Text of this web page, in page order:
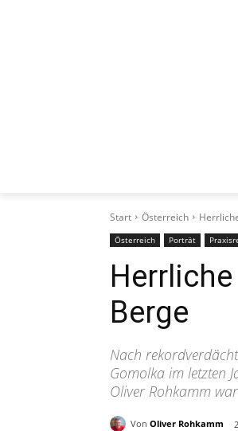
Start Österreich
Österreich Porträt
Berge
Nach
Gomolka im letzten
Oliver Rohkamm
Von Oliver Rohkamm